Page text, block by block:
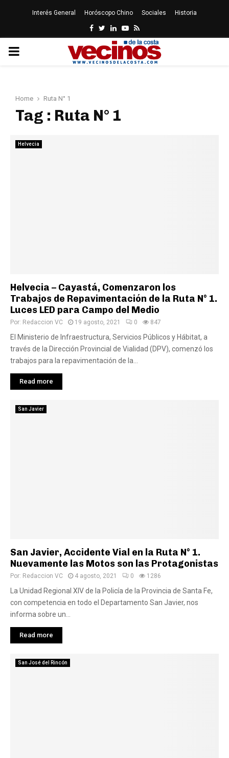
Interés General Horóscopo Chino Sociales Historia
Facebook
Twitter
LinkedinYoutube
Rss
PRIMARY
Home Ruta N° 1
Tag : Ruta N° 1
Helvecia
Helvecia – Cayastá, Comenzaron los
Trabajos de Repavimentación de la Ruta N° 1.
Luces LED para Campo del Medio
Por: Redaccion VC 19 agosto, 2021 0 847
El Ministerio de Infraestructura, Servicios Públicos y Hábitat, a
través de la Dirección Provincial de Vialidad (DPV), comenzó los
trabajos para la repavimentación de la...
Read more
San Javier
San Javier, Accidente Vial en la Ruta N° 1.
Nuevamente las Motos son las Protagonistas
Por: Redaccion VC 4 agosto, 2021 0 1286
La Unidad Regional XIV de la Policía de la Provincia de Santa Fe,
con competencia en todo el Departamento San Javier, nos
informa sobre un...
Read more
San José del Rincón